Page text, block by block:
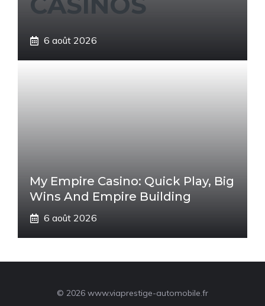
6 août 2026
My Empire Casino: Quick Play, Big
Wins And Empire Building
6 août 2026
© 2026 www.viaprestige-automobile.fr